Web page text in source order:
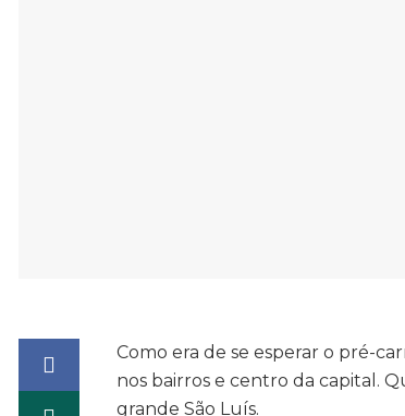
Como era de se esperar o pré-
nos bairros e centro da capital.
grande São Luís.